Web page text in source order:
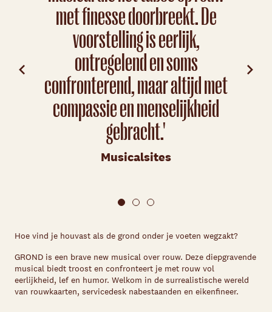
met finesse doorbreekt. De
voorstelling is eerlijk,
ontregelend en soms
confronterend, maar altijd met
compassie en menselijkheid
gebracht.'
Musicalsites
Hoe vind je houvast als de grond onder je voeten wegzakt?
GROND is een brave new musical over rouw. Deze diepgravende
musical biedt troost en confronteert je met rouw vol
eerlijkheid, lef en humor. Welkom in de surrealistische wereld
van rouwkaarten, servicedesk nabestaanden en eikenfineer.